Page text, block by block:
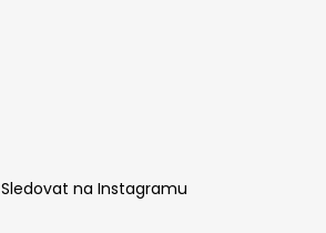
Sledovat na Instagramu